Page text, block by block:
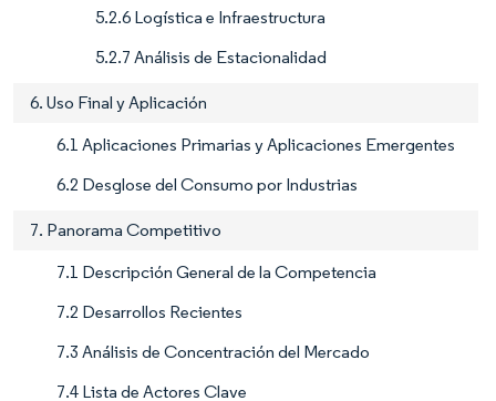
5.2.6 Logística e Infraestructura
5.2.7 Análisis de Estacionalidad
6. Uso Final y Aplicación
6.1 Aplicaciones Primarias y Aplicaciones Emergentes
6.2 Desglose del Consumo por Industrias
7. Panorama Competitivo
7.1 Descripción General de la Competencia
7.2 Desarrollos Recientes
7.3 Análisis de Concentración del Mercado
7.4 Lista de Actores Clave